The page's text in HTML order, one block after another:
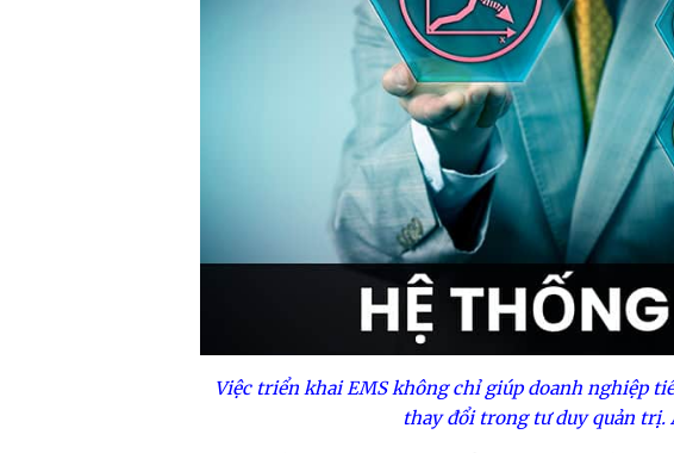
Việc triển khai EMS không chỉ giúp doanh nghiệp
thay đổi trong tư duy quản trị.